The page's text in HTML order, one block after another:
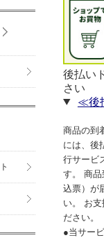
後払い
さい
≪後
商品の到
には、後
行サービ
す。 商
込票）が
い。 お
ださい。
●当サー